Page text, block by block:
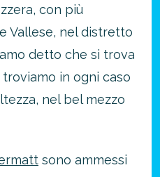
con più
Vallese, nel distretto
detto che si trova
in ogni caso
nel bel mezzo
sono ammessi